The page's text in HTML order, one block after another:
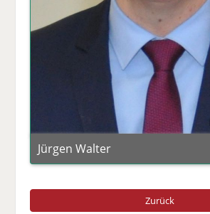
Jürgen Walter
Zurück